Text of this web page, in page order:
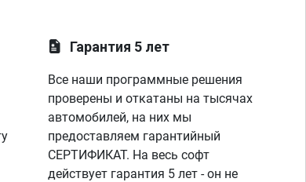
Гарантия 5 лет
Все наши программные решения
проверены и откатаны на тысячах
автомобилей, на них мы
предоставляем гарантийный
СЕРТИФИКАТ. На весь софт
действует гарантия 5 лет - он не